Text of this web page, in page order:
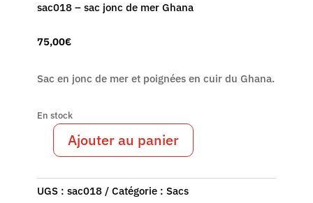
sac018 – sac jonc de mer Ghana
75,00€
Sac en jonc de mer et poignées en cuir du Ghana.
En stock
quantité
sac018
-
Ajouter au panier
UGS : sac018 Catégorie : Sacs